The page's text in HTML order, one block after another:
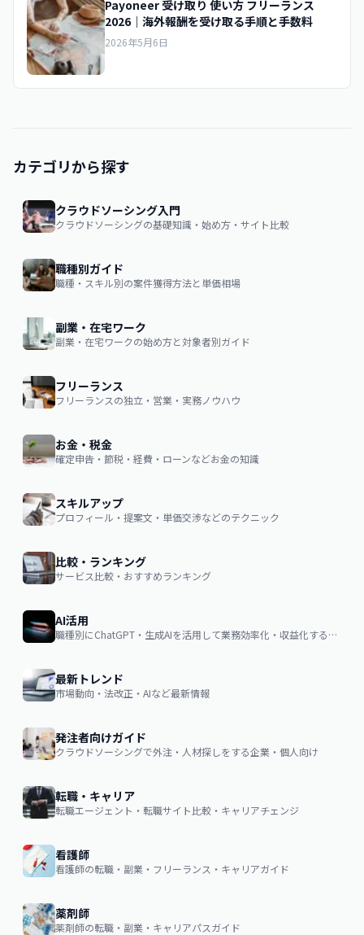
Payoneer 受け取り 使い方 フリーランス
2026｜海外報酬を受け取る手順と手数料
2026年5月6日
カテゴリから探す
クラウドソーシング入門
クラウドソーシングの基礎知識・始め方・サイト比較
職種別ガイド
職種・スキル別の案件獲得方法と単価相場
副業・在宅ワーク
副業・在宅ワークの始め方と対象者別ガイド
フリーランス
フリーランスの独立・営業・実務ノウハウ
お金・税金
確定申告・節税・経費・ローンなどお金の知識
スキルアップ
プロフィール・提案文・単価交渉などのテクニック
比較・ランキング
サービス比較・おすすめランキング
AI活用
職種別にChatGPT・生成AIを活用して業務効率化・収益化するノウハウ
最新トレンド
市場動向・法改正・AIなど最新情報
発注者向けガイド
クラウドソーシングで外注・人材探しをする企業・個人向け
転職・キャリア
転職エージェント・転職サイト比較・キャリアチェンジ
看護師
看護師の転職・副業・フリーランス・キャリアガイド
薬剤師
薬剤師の転職・副業・キャリアパスガイド